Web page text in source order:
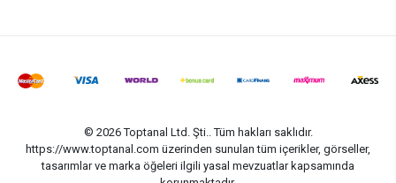
© 2026 Toptanal Ltd. Şti.. Tüm hakları saklıdır.
https://www.toptanal.com üzerinden sunulan tüm içerikler, görseller,
tasarımlar ve marka öğeleri ilgili yasal mevzuatlar kapsamında